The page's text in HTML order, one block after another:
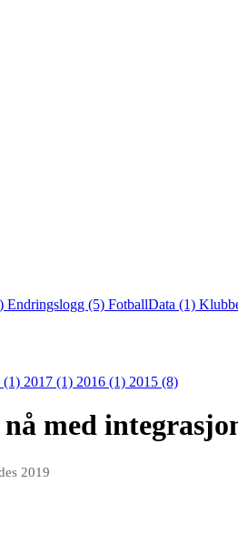
Endringslogg (5) FotballData (1)
(1) 2017 (1) 2016 (1) 2015 (8)
med
2019